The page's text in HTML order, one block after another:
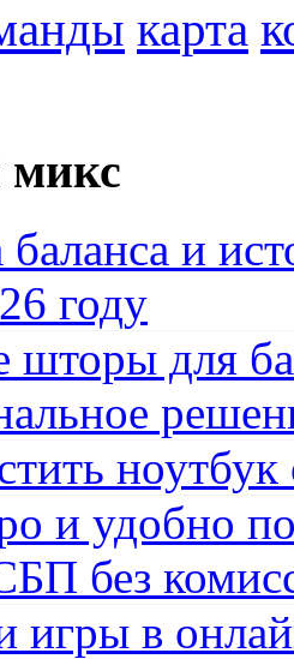
карта
микс
баланса и
году
шторы для
и удобно
без
игры в